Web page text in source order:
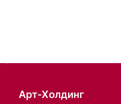
Арт-Холдинг